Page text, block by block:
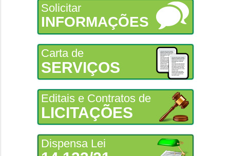
Solicitar
INFORMAÇÕES
Carta de
SERVIÇOS
Editais e Contratos de
LICITAÇÕES
Dispensa Lei